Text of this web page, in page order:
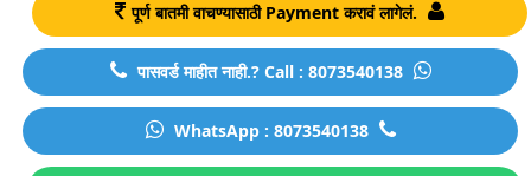
पूर्ण बातमी वाचण्यासाठी Payment करावं लागेलं.
पासवर्ड माहीत नाही.? Call : 8073540138
WhatsApp : 8073540138